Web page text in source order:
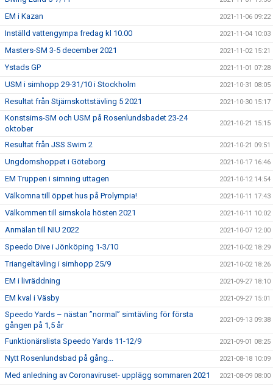
EM i Kazan 2021-11-06 09:22
Inställd vattengympa fredag kl 10.00 2021-11-04 10:03
Masters-SM 3-5 december 2021 2021-11-02 15:21
Ystads GP 2021-11-01 07:28
USM i simhopp 29-31/10 i Stockholm 2021-10-31 08:05
Resultat från Stjärnskottstävling 5 2021 2021-10-30 15:17
Konstsims-SM och USM på Rosenlundsbadet 23-24
oktober
2021-10-21 15:15
Resultat från JSS Swim 2 2021-10-21 09:51
Ungdomshoppet i Göteborg 2021-10-17 16:46
EM Truppen i simning uttagen 2021-10-12 14:54
Välkomna till öppet hus på Prolympia! 2021-10-11 17:43
Välkommen till simskola hösten 2021 2021-10-11 10:02
Anmälan till NIU 2022 2021-10-07 12:00
Speedo Dive i Jönköping 1-3/10 2021-10-02 18:29
Triangeltävling i simhopp 25/9 2021-10-02 18:26
EM i livräddning 2021-09-27 18:10
EM kval i Väsby 2021-09-27 15:01
Speedo Yards – nästan ”normal” simtävling för första
gången på 1,5 år
2021-09-13 09:38
Funktionärslista Speedo Yards 11-12/9 2021-09-01 08:25
Nytt Rosenlundsbad på gång... 2021-08-18 10:09
Med anledning av Coronaviruset- upplägg sommaren 2021 2021-08-09 08:00